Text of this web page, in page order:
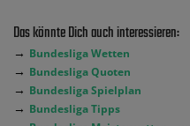
Das könnte Dich auch interessieren:
→ Bundesliga Wetten
→ Bundesliga Quoten
→ Bundesliga Spielplan
→ Bundesliga Tipps